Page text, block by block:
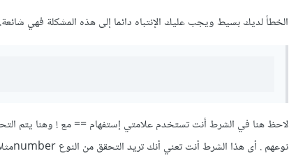
الخطأ لديك بسيط ويجب عليك الإنتباه دائما إلى هذه المشكلة فهي شائعة.
لاحظ هنا في الشرط أنت تستخدم علامتي إستفهام == مع ! وهنا يتم
نوعهم . أى هذا الشرط أنت تعني أنك تريد التحقق من النوع numberمثلا و numberوأن لا يساوا بعضهم البعض .